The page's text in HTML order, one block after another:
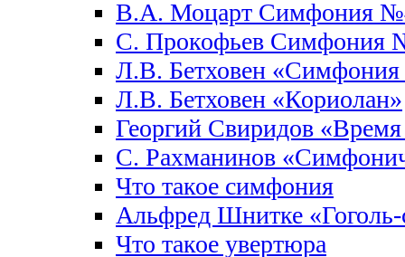
В.А. Моцарт Симфония
С. Прокофьев Симфония
Л.В. Бетховен
Л.В. Бетховен «Кориолан»
Георгий Свиридов
С. Рахманинов
Что такое симфония
Альфред Шнитке
Что такое увертюра